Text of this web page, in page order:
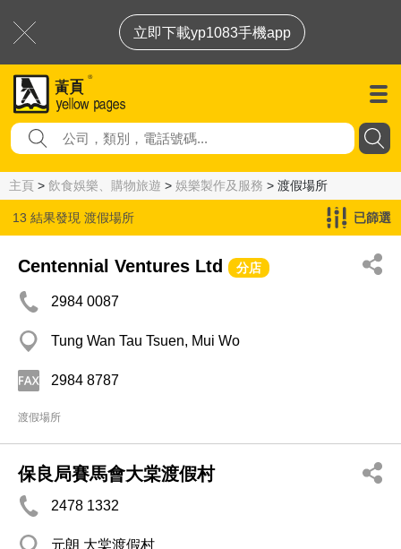
立即下載yp1083手機app
主頁 > 飲食娛樂、購物旅遊 > 娛樂製作及服務 > 渡假場所
13 結果發現 渡假場所 已篩選
Centennial Ventures Ltd 分店
2984 0087
Tung Wan Tau Tsuen, Mui Wo
2984 8787
渡假場所
保良局賽馬會大棠渡假村
2478 1332
元朗 大棠渡假村